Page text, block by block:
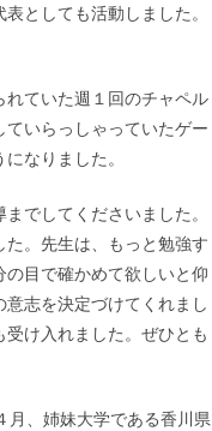
としても活動しました。
ていた週１回のチャペル
いらっしゃっていたゲー
なりました。
でしてくださいました。
。先生は、もっと勉強す
目で確かめて欲しいと仰
志を決定づけてくれまし
け入れました。ぜひとも
月、姉妹大学である香川県